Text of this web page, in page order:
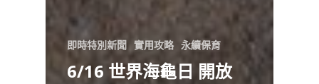
即時特別新聞 實用攻略 永續保育
6/16 世界海龜日 開放